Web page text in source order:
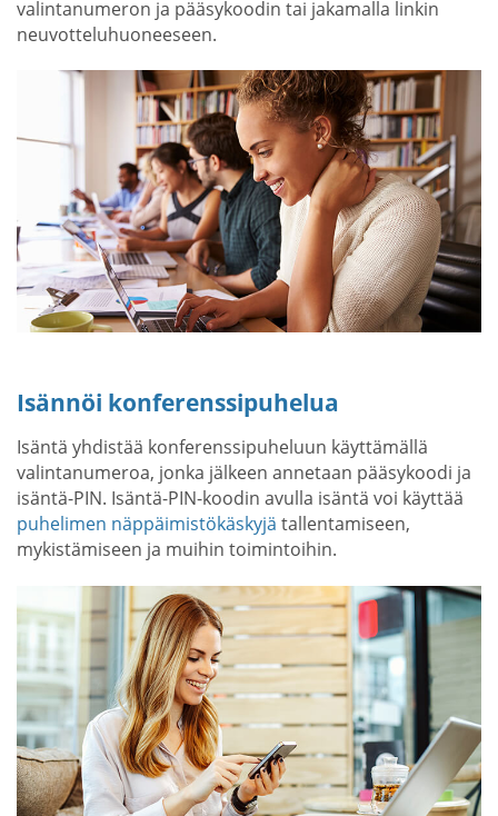
valintanumeron ja pääsykoodin tai jakamalla linkin
neuvotteluhuoneeseen.
Isännöi konferenssipuhelua
Isäntä yhdistää konferenssipuheluun käyttämällä
valintanumeroa, jonka jälkeen annetaan pääsykoodi ja
isäntä-PIN. Isäntä-PIN-koodin avulla isäntä voi käyttää
puhelimen näppäimistökäskyjä tallentamiseen,
mykistämiseen ja muihin toimintoihin.